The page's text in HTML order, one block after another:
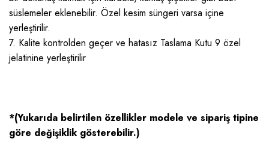
süslemeler eklenebilir. Özel kesim süngeri varsa içine
yerleştirilir.
7. Kalite kontrolden geçer ve hatasız Taslama Kutu 9 özel
jelatinine yerleştirilir
*(Yukarıda belirtilen özellikler modele ve sipariş tipine
göre değişiklik gösterebilir.)